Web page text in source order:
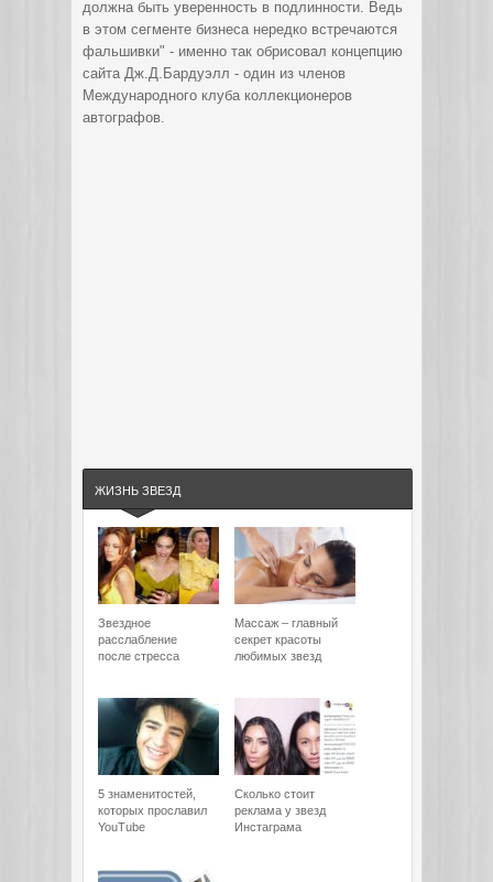
должна быть уверенность в подлинности. Ведь
в этом сегменте бизнеса нередко встречаются
фальшивки" - именно так обрисовал концепцию
сайта Дж.Д.Бардуэлл - один из членов
Международного клуба коллекционеров
автографов.
ЖИЗНЬ ЗВЕЗД
Звездное
расслабление
после стресса
Массаж – главный
секрет красоты
любимых звезд
5 знаменитостей,
которых прославил
YouTube
Сколько стоит
реклама у звезд
Инстаграма